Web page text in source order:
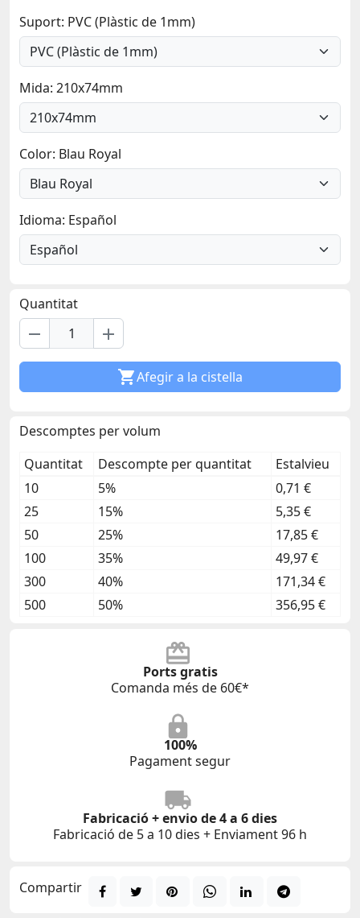
Suport: PVC (Plàstic de 1mm)
Mida: 210x74mm
Color: Blau Royal
Idioma: Español
Quantitat
remove add
Afegir a la cistella
Descomptes per volum
Quantitat
Descompte per quantitat
Estalvieu
10
5%
0,71 €
25
15%
5,35 €
50
25%
17,85 €
100
35%
49,97 €
300
40%
171,34 €
500
50% 356,95 €
Ports gratis
Comanda més de 60€*
100%
Pagament segur
Fabricació + envio de 4 a 6 dies
Fabricació de 5 a 10 dies + Enviament 96 h
Compartir